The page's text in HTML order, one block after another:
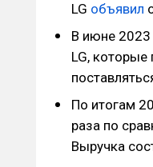
LG объявил
В июне 2023
LG,
По итогам
раза по
Выручка